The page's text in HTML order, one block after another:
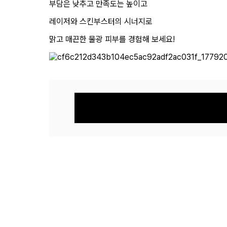
부담은 낮추고 만족도는 높이고
레이저와 스킨부스터의 시너지로
맑고 매끈한 물광 피부를 경험해 보세요!